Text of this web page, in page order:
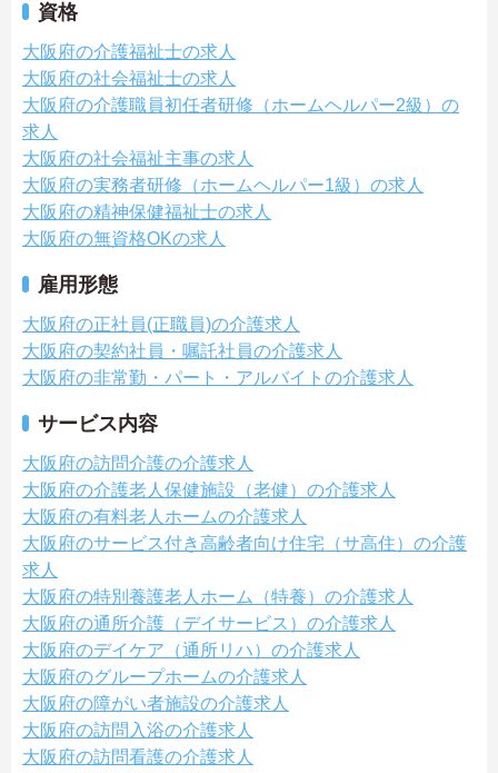
資格
大阪府の介護福祉士の求人
大阪府の社会福祉士の求人
大阪府の介護職員初任者研修（ホームヘルパー2級）の
求人
大阪府の社会福祉主事の求人
大阪府の実務者研修（ホームヘルパー1級）の求人
大阪府の精神保健福祉士の求人
大阪府の無資格OKの求人
雇用形態
大阪府の正社員(正職員)の介護求人
大阪府の契約社員・嘱託社員の介護求人
大阪府の非常勤・パート・アルバイトの介護求人
サービス内容
大阪府の訪問介護の介護求人
大阪府の介護老人保健施設（老健）の介護求人
大阪府の有料老人ホームの介護求人
大阪府のサービス付き高齢者向け住宅（サ高住）の介護
求人
大阪府の特別養護老人ホーム（特養）の介護求人
大阪府の通所介護（デイサービス）の介護求人
大阪府のデイケア（通所リハ）の介護求人
大阪府のグループホームの介護求人
大阪府の障がい者施設の介護求人
大阪府の訪問入浴の介護求人
大阪府の訪問看護の介護求人